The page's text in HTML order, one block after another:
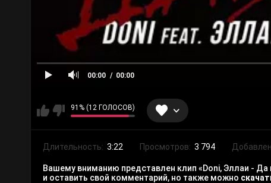
00:00 00:00
91% (12 ГОЛОСОВ)
Длительность: 3:22 Просмотров: 3 794
Вашему вниманию представлен клип «Doni, Эллаи -
и оставить свой комментарий, но также можно